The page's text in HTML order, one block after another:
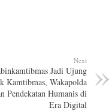
Next
Jadi Ujung
Kamtibmas, Wakapolda
Pendekatan Humanis di
Era Digital